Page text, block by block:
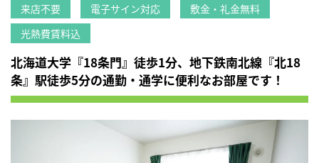
来店不要 電子サイン対応
敷金・礼金無料
光熱費賃料込
北海道大学『18条門』徒歩1分、地下鉄南北線『北18
条』駅徒歩5分の通勤・通学に便利なお部屋です！